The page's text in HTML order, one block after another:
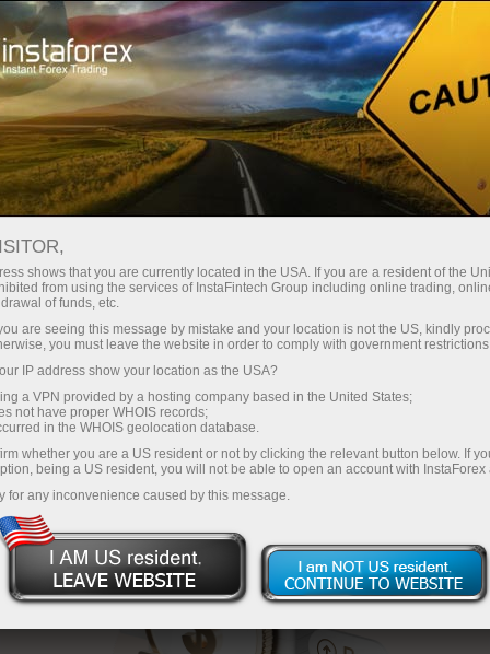
InstaForex
กับ InstaForex คุณจะได้รับเงื่อนไขที่
สูงสุด 1:5000 สเปรดและค่า
คอมมิชชั่นที่ดีที่สุดในตลาด รวมถึง
เงื่อนไขที่เหมาะสมสำหรับการเทรด
หุ้นและดัชนี
InstaForex ทุกคนสามารถรับโบนัส
สูงสุด 30% จากยอดฝาก และใช้
ประโยชน์จากโปรโมชั่นและข้อเสนอ
พิเศษอื่น ๆ
สเปรดต่ำมาก — กำไรสูง
โบนัส 30%
สำหรับทุกการฝาก
ความเร็ว
ในการเทรดและบนทางหลวง
แจ็กพอตของขวัญส่วนตัวของคุณ
ฝากเงินจำนวน $333 — เลือกของขวัญมูลค่าสูงสุด
$1,500
เทรดแบบไร้ความเสี่ยง — เรารับประกัน
กำไรของคุณ
shows that you are currently located in the USA. If you are a resident of the
from using the services of InstaFintech Group including online trading,
of funds, etc.
are seeing this message by mistake and your location is not the US, kindly
you must leave the website in order to comply with government
IP address show your location as the USA?
a VPN provided by a hosting company based in the United States;
not have proper WHOIS records;
in the WHOIS geolocation database.
whether you are a US resident or not by clicking the relevant button below. If
being a US resident, you will not be able to open an account with InstaForex
for any inconvenience caused by this message.